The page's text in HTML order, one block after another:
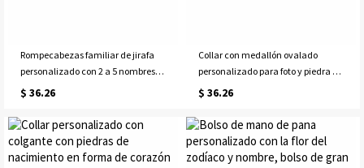
Rompecabezas familiar de jirafa
personalizado con 2 a 5 nombres,
decoración de madera para
regalo para el Día de la Madre o
cumpleaños para mamá, abuela o
familia.
$ 36.26
Collar con medallón ovalado
personalizado para foto y piedra de
nacimiento, delicada joya
cumpleaños/Día de la
Madre/Aniversario para
ella/mamá/familia/pareja.
$ 36.26